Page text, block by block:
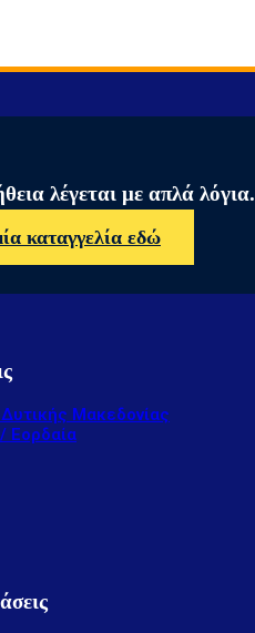
λέγεται με απλά λόγια.
καταγγελία εδώ
Μακεδονίας
Εορδαία